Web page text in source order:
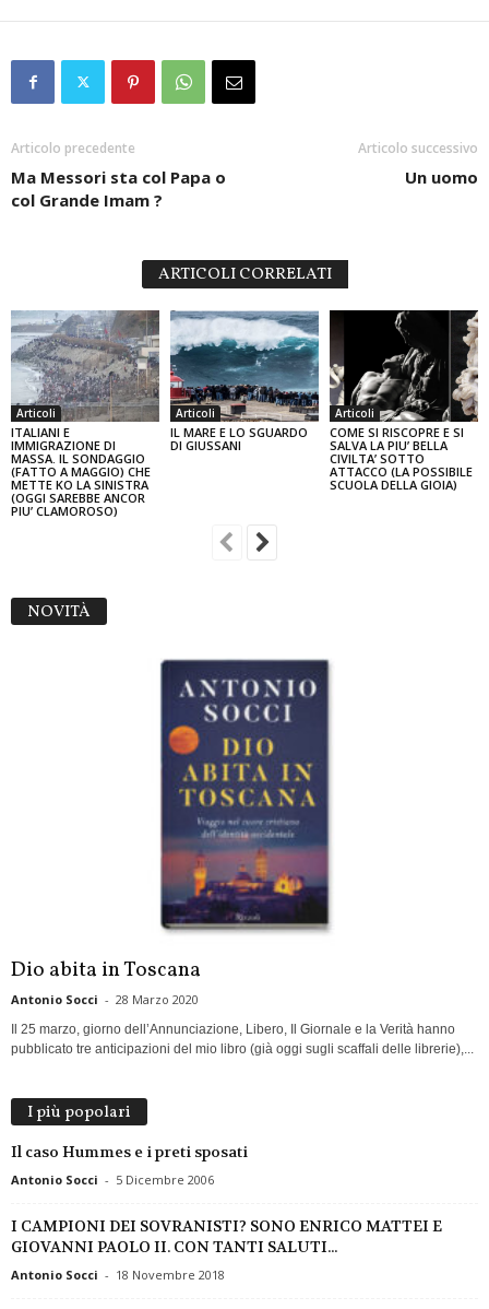
Articolo precedente
Ma Messori sta col Papa o
col Grande Imam ?
Articolo successivo
Un uomo
ARTICOLI CORRELATI
Articoli
ITALIANI E
IMMIGRAZIONE DI
MASSA. IL SONDAGGIO
(FATTO A MAGGIO) CHE
METTE KO LA SINISTRA
(OGGI SAREBBE ANCOR
PIU’ CLAMOROSO)
Articoli
IL MARE E LO SGUARDO
DI GIUSSANI
Articoli
COME SI RISCOPRE E SI
SALVA LA PIU’ BELLA
CIVILTA’ SOTTO
ATTACCO (LA POSSIBILE
SCUOLA DELLA GIOIA)
NOVITÀ
Dio abita in Toscana
Antonio Socci - 28 Marzo 2020
Il 25 marzo, giorno dell’Annunciazione, Libero, Il Giornale e la Verità hanno
pubblicato tre anticipazioni del mio libro (già oggi sugli scaffali delle librerie),...
I più popolari
Il caso Hummes e i preti sposati
Antonio Socci - 5 Dicembre 2006
I CAMPIONI DEI SOVRANISTI? SONO ENRICO MATTEI E
GIOVANNI PAOLO II. CON TANTI SALUTI...
Antonio Socci - 18 Novembre 2018